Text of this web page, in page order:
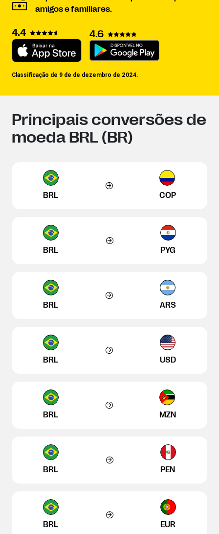
amigos e familiares.
4.4 4.6
Classificação de 9 de de dezembro de 2024.
Principais conversões de
moeda BRL (BR)
BRL COP
BRL PYG
BRL ARS
BRL USD
BRL MZN
BRL PEN
BRL EUR